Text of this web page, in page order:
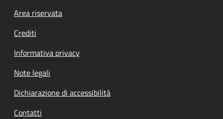
Footer menu
Area riservata
Crediti
Informativa privacy
Note legali
Dichiarazione di accessibilità
Contatti